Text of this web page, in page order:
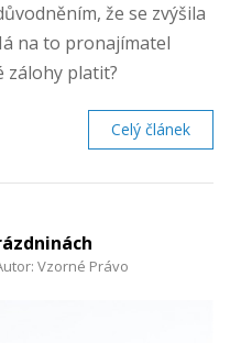
že se zvýšila
na to pronajímatel
zálohy platit?
Celý článek
Vzorné Právo